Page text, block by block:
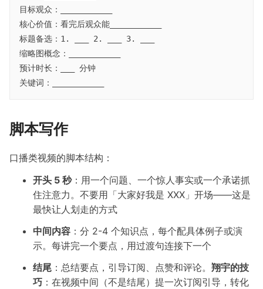
目标观众：___________
核心价值：看完后观众能___________
标题备选：1. ___ 2. ___ 3. ___
缩略图概念：___________
预计时长：___ 分钟
脚本写作
口播类视频的脚本结构：
开头 5 秒：用一个问题、一个惊人事实或一个承诺抓
住注意力。不要用「大家好我是 XXX」开场——这是
最快让人划走的方式
中间内容 ：分 2-4 个知识点，每个配具体例子或演
示。每讲完一个要点，用过渡句连接下一个
结尾 ：总结要点，引导订阅、点赞和评论。 翔宇的技
巧 ：在视频中间（不是结尾）提一次订阅引导，转化